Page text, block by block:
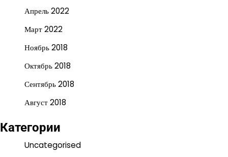
Апрель 2022
Март 2022
Ноябрь 2018
Октябрь 2018
Сентябрь 2018
Август 2018
Категории
Uncategorised